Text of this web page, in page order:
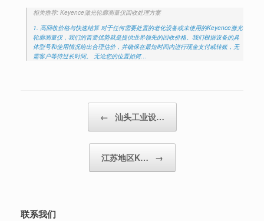
相关推荐: Keyence激光轮廓测量仪回收处理方案
1. 高回收价格与快速结算 对于任何需要处置的老化设备或未使用的Keyence激光
轮廓测量仪，我们的首要优势就是提供业界领先的回收价格。我们根据设备的具
体型号和使用情况给出合理估价，并确保在最短时间内进行现金支付或转账，无
需客户等待过长时间。 无论您的位置如何…
← 汕头工业设…
江苏地区K… →
联系我们